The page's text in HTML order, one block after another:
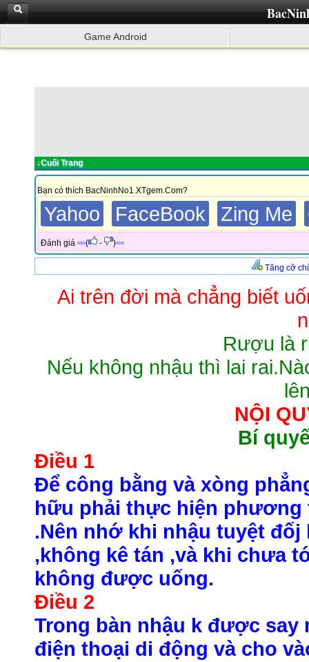
Game Android
↓Cuối Trang
Bạn có thích BacNinhNo1.XTgem.Com?
Yahoo FaceBook Zing Me
Đánh giá ( - )
Tăng cỡ
Ai trên đời mà chẳng biết
Rượu là
Nếu không nhậu thì lai
NỘI
Bí
Điều 1
Để công bằng và xòng
hữu phải thực hiện
.Nên nhớ khi nhậu tuyệt
,không kê tán ,và khi chưa
không được uống.
Điều 2
Trong bàn nhậu k được say
điện thoại di động và cho